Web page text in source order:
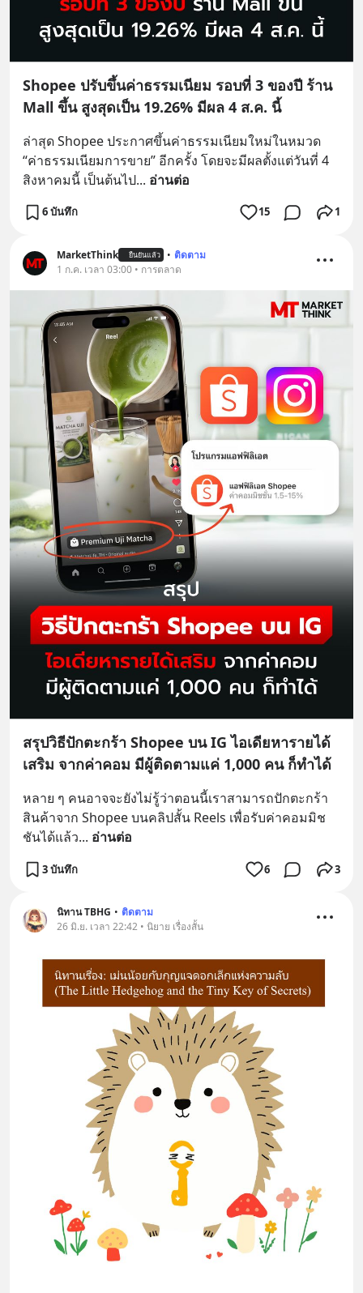
Shopee ปรับขึ้นค่าธรรมเนียม รอบที่ 3 ของปี ร้าน
Mall ขึ้น สูงสุดเป็น 19.26% มีผล 4 ส.ค. นี้
ล่าสุด Shopee ประกาศขึ้นค่าธรรมเนียมใหม่ในหมวด
“ค่าธรรมเนียมการขาย” อีกครั้ง โดยจะมีผลตั้งแต่วันที่ 4
สิงหาคมนี้ เป็นต้นไป... อ่านต่อ
6 บันทึก 15 1
MarketThink ยืนยันแล้ว • ติดตาม
1 ก.ค. เวลา 03:00 • การตลาด
สรุปวิธีปักตะกร้า Shopee บน IG ไอเดียหารายได้
เสริม จากค่าคอม มีผู้ติดตามแค่ 1,000 คน ก็ทำได้
หลาย ๆ คนอาจจะยังไม่รู้ว่าตอนนี้เราสามารถปักตะกร้า
สินค้าจาก Shopee บนคลิปสั้น Reels เพื่อรับค่าคอมมิช
ชันได้แล้ว... อ่านต่อ
3 บันทึก 6 3
นิทาน TBHG • ติดตาม
26 มิ.ย. เวลา 22:42 • นิยาย เรื่องสั้น